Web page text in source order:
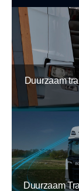
Duurzaam
Duurzaam